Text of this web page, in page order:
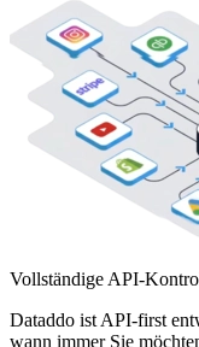
Vollständige API-
Dataddo ist API-first
wann immer Sie